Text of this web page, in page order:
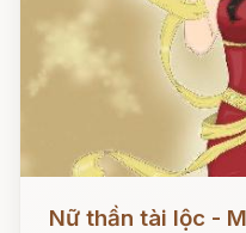
Nữ thần tài lộc -